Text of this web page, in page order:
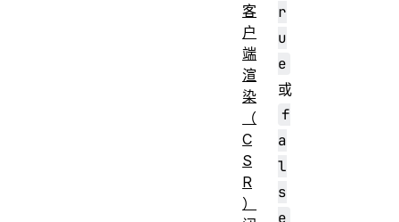
r
u
e
或
f
a
l
s
e
客
户
端
渲
染
（
C
S
R
）